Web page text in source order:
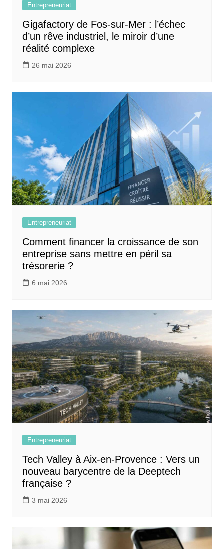
Entrepreneuriat
Gigafactory de Fos-sur-Mer : l’échec
d’un rêve industriel, le miroir d’une
réalité complexe
26 mai 2026
Entrepreneuriat
Comment financer la croissance de son
entreprise sans mettre en péril sa
trésorerie ?
6 mai 2026
Entrepreneuriat
Tech Valley à Aix-en-Provence : Vers un
nouveau barycentre de la Deeptech
française ?
3 mai 2026